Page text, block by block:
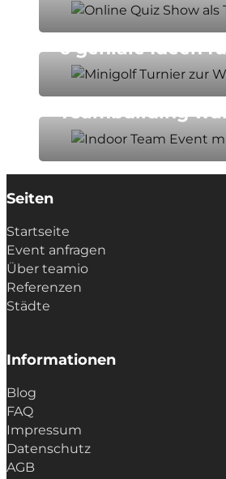
6 geniale Ideen
Online Events
Teambuilding
Seiten
Startseite
Event anfragen
Über teamio
Referenzen
Städte
Informationen
Blog
FAQ
Impressum
Datenschutz
AGB